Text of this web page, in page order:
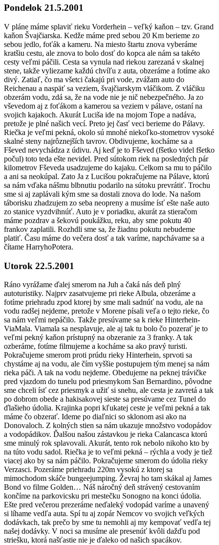
Pondelok 21.5.2001
V pláne máme splaviť rieku Vorderhein – veľký kaňon – tzv. Grand
kaňon Švajčiarska. Kedže máme pred sebou 20 Km berieme zo
sebou jedlo, foťák a kameru. Na miesto štartu znova vyberáme
kratšiu cestu, ale znova to bolo dosť do kopca ale nám sa takéto
cesty veľmi páčili. Cesta sa vynula nad riekou zarezaná v skalnej
stene, takže vyliezame každú chvíľu z auta, obzeráme a fotíme ako
divý. Zatiaľ, čo ma všetci čakajú pri vode, zvážam auto do
Reichenau a naspäť sa veziem, švajčiarskym vláčikom. Z vláčiku
obzerám vodu, zdá sa, že na vode nie je nič nebezpečného. Ja zo
vševedom aj z foťákom a kamerou sa veziem v pálave, ostaní na
svojich kajakoch. Akurát Luciša ide na mojom Tope a nadáva,
pretože je plné našich vecí. Preto jej časť veci berieme do Pálavy.
Riečka je veľmi pekná, okolo sú mnohé niekoľko-stometrov vysoké
skalné steny najrôznejších tavrov. Obdivujeme, kocháme sa a
Fševed nevychádza z údivu. Aj keď je to Fševed (fšetko videl fšetko
počul) toto teda ešte nevidel. Pred sútokom riek na posledných pár
kilometrov Fševeda usadzujeme do kajaku. Celkom sa mu to páčilo
a ani sa neokúpal. Zato Ja z Lucišou pokračujeme na Pálave, ktorú
sa nám vďaka nášmu blbnutiu podarilo na sútoku prevrátiť. Trochu
sme si aj zaplávali kým sme sa dostali znova do lode. Na našom
táborisku zhadzujem zo seba neopreny a musíme ísť ešte naše auto
zo stanice vyzdvihnúť. Auto je v poriadku, akurát za stieračom
máme pozdrav a šekovú poukážku, reku, aby sme pokutu 40
frankov zaplatili. Rozhdli sme sa, že žiadnu pokutu nebudeme
platiť. Času máme do večera dosť a tak varíme, napchávame sa a
čítame HarryhoPotera.
Utorok 22.5.2001
​​Ráno vyrážame ďalej smerom na Juh a čaká nás deň plný
autoturistiky. Najprv zasatvujeme pri rieke Albula, obzeráme a
fotíme priehradu zpod ktorej by sme mali sadnúť na vodu, ale na
vodu radšej nejdeme, pretože v Morene písali veľa o tejto rieke, čo
sa nám veľmi nepáčilo. Takže presúvame sa k rieke Hinterhein-
ViaMala. Viamala sa nesplavuje, ale aj tak tu bolo čo pozerať je to
veľmi pekný kaňon prístupný na obzeranie za 3 franky. A tak
ozberáme, fotíme filmujeme a kocháme sa ako pravý turisti.
Pokračujeme smerom proti prúdu rieky Hinterhein, sprvoti sa
chystáme aj na vodu, ale čím vyššie postupujem tým menej sa nám
rieka páči. A tak na vodu nejdeme. Obedujeme na peknej trávičke
pred vjazdom do tunelu pod priesmykom San Bernardino, pôvodne
sme chceli ísť cez priesmyk a užiť si snehu, ale cesta je zavretá a tak
po dobrom obede a hakisakovej sieste sa presúvame cez Tunel do
ďlašieho údolia. Krajinka popri kľukatej ceste je veľmi pekná a tak
máme čo obzerať. Ideme po diaľnici so sklonom asi ako na
Donovaloch. Z kolných stien sa nám ukazuje množstvo vodopádov
a vodopádikov. Ďalšou našou zástavkou je rieka Calancasca ktorú
sme minulý rok splavovali. Akurát, tento rok nebolo nikoho kto by
na túto vodu sadol. Riečka je to veľmi pekná – rýchla a vody je tiež
viacej ako by sa nám páčilo. Pokračujeme smerom do údolia rieky
Verzasci. Pozeráme priehradu 220m vysokú z ktorej sa
mimochodom skáče bungeejumping. Ževraj ho tam skákal aj James
Bond vo filme Golden… Náš náročný deň strávený cestovaním
končíme na parkovicsku pri mestečku Sonogno na konci údolia.
Ešte pred večerou prezeráme neďaleký vodopád varíme a unavený
si líhame vedľa auta. Spí tu aj zopár Nemcov vo svojich veľkých
dodávkach, tak prečo by sme tu nemohli aj my kempovať vedľa tej
našej dodávky. V noci sa musíme ale presenúť kvôli dažďu pod
striešku, ktorá našťastie nie je ďaleko od našich spacákov.​